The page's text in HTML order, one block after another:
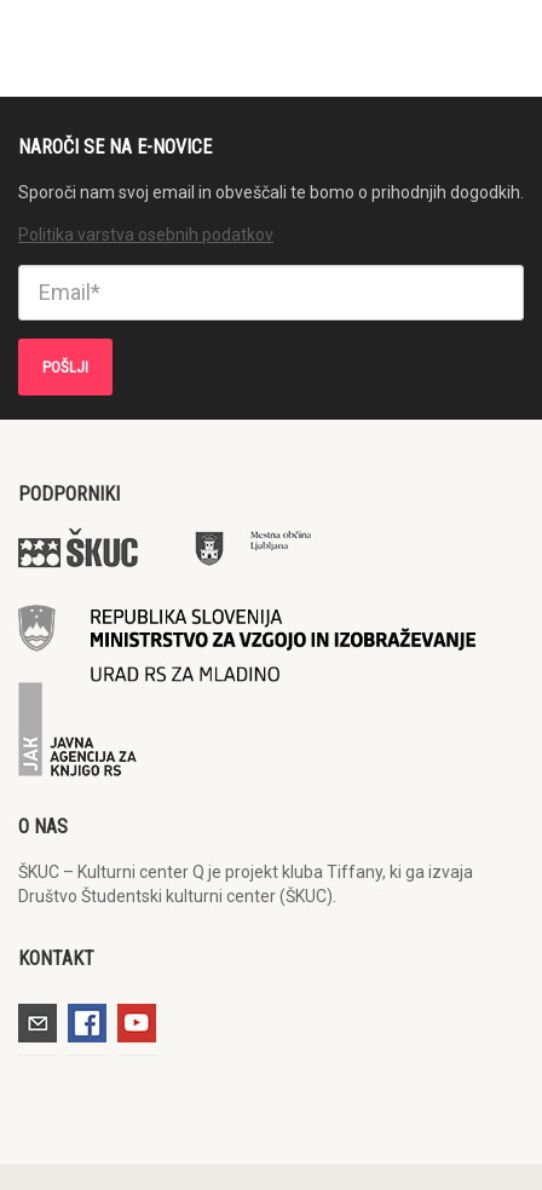
NAROČI SE NA E-NOVICE
Sporoči nam svoj email in obveščali te bomo o prihodnjih dogodkih.
Politika varstva osebnih podatkov
PODPORNIKI
O NAS
ŠKUC – Kulturni center Q je projekt kluba Tiffany, ki ga izvaja
Društvo Študentski kulturni center (ŠKUC).
KONTAKT